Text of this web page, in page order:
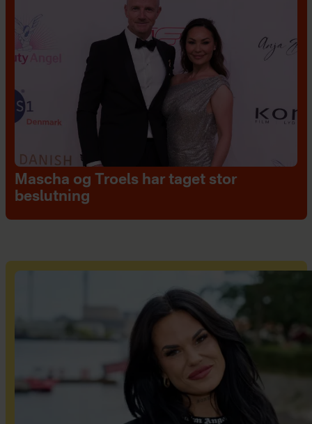
Mascha og Troels har taget stor
beslutning